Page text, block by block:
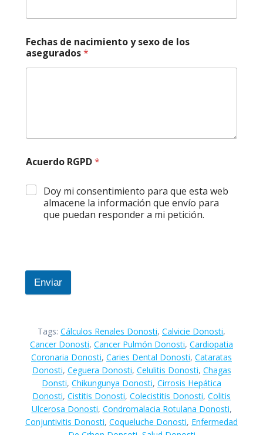
Fechas de nacimiento y sexo de los
asegurados*
Acuerdo RGPD*
Doy mi consentimiento para que esta web
almacene la información que envío para
que puedan responder a mi petición.
Enviar
Tags: Cálculos Renales Donosti, Calvicie Donosti,
Cancer Donosti, Cancer Pulmón Donosti, Cardiopatia
Coronaria Donosti, Caries Dental Donosti, Cataratas
Donosti, Ceguera Donosti, Celulitis Donosti, Chagas
Donsti, Chikungunya Donosti, Cirrosis Hepática
Donosti, Cistitis Donosti, Colecistitis Donosti, Colitis
Ulcerosa Donosti, Condromalacia Rotulana Donosti,
Conjuntivitis Donosti, Coqueluche Donosti, Enfermedad